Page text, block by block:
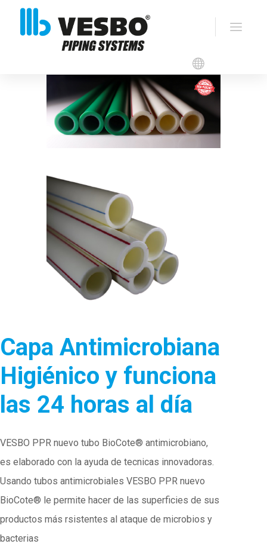
VESBO ANTIMICROBIOS
Capa Antimicrobiana
Higiénico y funciona
las 24 horas al día
VESBO PPR nuevo tubo BioCote® antimicrobiano,
es elaborado con la ayuda de tecnicas innovadoras.
Usando tubos antimicrobiales VESBO PPR nuevo
BioCote® le permite hacer de las superficies de sus
productos más rsistentes al ataque de microbios y
bacterias